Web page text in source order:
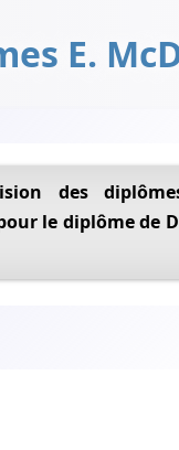
E.
le diplôme de